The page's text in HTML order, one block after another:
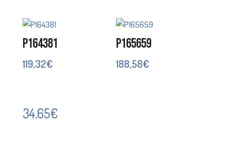
P164381
119,32€
P165659
188,58€
34,65€